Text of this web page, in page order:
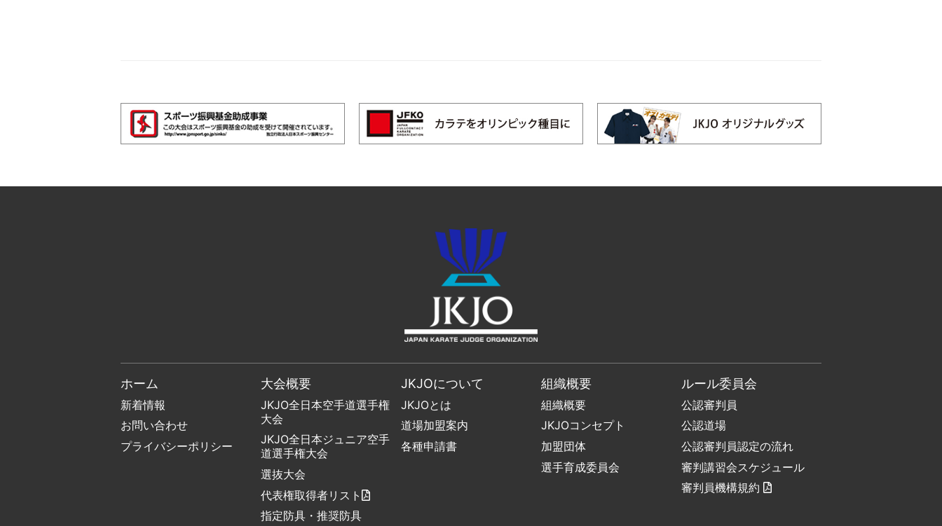
ホーム
新着情報
お問い合わせ
プライバシーポリシー
大会概要
JKJO全日本空手道選手権
大会
JKJO全日本ジュニア空手
道選手権大会
選抜大会
代表権取得者リスト
指定防具・推奨防具
JKJOについて
JKJOとは
道場加盟案内
各種申請書
組織概要
組織概要
JKJOコンセプト
加盟団体
選手育成委員会
ルール委員会
公認審判員
公認道場
公認審判員認定の流れ
審判講習会スケジュール
審判員機構規約